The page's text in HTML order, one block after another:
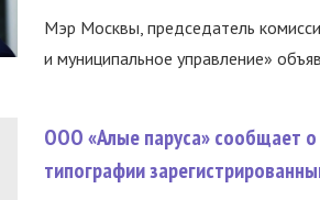
Мэр Москвы, председатель
и муниципальное управление»
ООО «Алые паруса» сообщает о
типографии